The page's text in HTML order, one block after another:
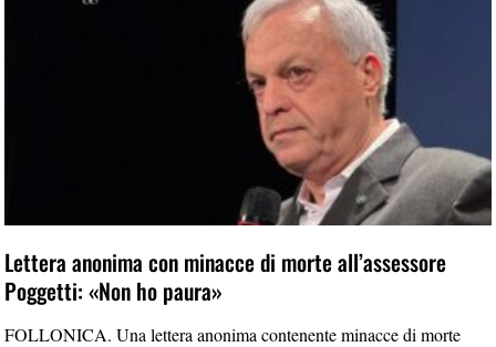
Lettera anonima con minacce di morte all’assessore
Poggetti: «Non ho paura»
FOLLONICA. Una lettera anonima contenente minacce di morte